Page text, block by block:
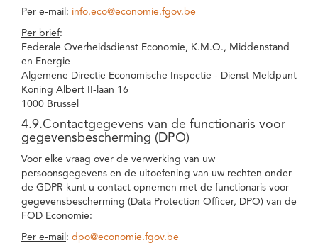
Per e-mail : info.eco@economie.fgov.be
Per brief:
Federale Overheidsdienst Economie, K.M.O., Middenstand
en Energie
Algemene Directie Economische Inspectie - Dienst Meldpunt
Koning Albert II-laan 16
1000 Brussel
4.9.Contactgegevens van de functionaris voor
gegevensbescherming (DPO)
Voor elke vraag over de verwerking van uw
persoonsgegevens en de uitoefening van uw rechten onder
de GDPR kunt u contact opnemen met de functionaris voor
gegevensbescherming (Data Protection Officer, DPO) van de
FOD Economie:
Per e-mail : dpo@economie.fgov.be